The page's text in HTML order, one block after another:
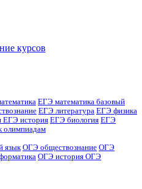
курсов
ЕГЭ математика базовый
ЕГЭ литература ЕГЭ физика
ЕГЭ история ЕГЭ биология ЕГЭ
олимпиадам
язык ОГЭ обществознание ОГЭ
ОГЭ история ОГЭ